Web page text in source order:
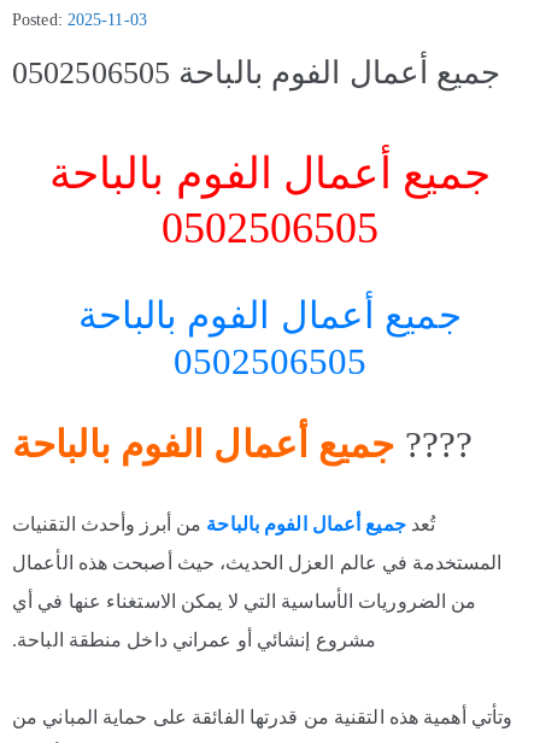
Posted: 2025-11-03
جميع أعمال الفوم بالباحة 0502506505
جميع أعمال الفوم بالباحة
0502506505
جميع أعمال الفوم بالباحة
0502506505
????️ جميع أعمال الفوم بالباحة
تُعدجميع أعمال الفوم بالباحة من أبرز وأحدث التقنيات
المستخدمة في عالم العزل الحديث، حيث أصبحت هذه الأعمال
من الضروريات الأساسية التي لا يمكن الاستغناء عنها في أي
مشروع إنشائي أو عمراني داخل منطقة الباحة.
وتأتي أهمية هذه التقنية من قدرتها الفائقة على حماية المباني من